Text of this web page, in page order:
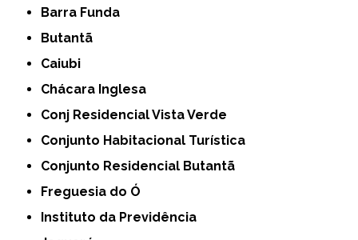
Barra Funda
Butantã
Caiubi
Chácara Inglesa
Conj Residencial Vista Verde
Conjunto Habitacional Turística
Conjunto Residencial Butantã
Freguesia do Ó
Instituto da Previdência